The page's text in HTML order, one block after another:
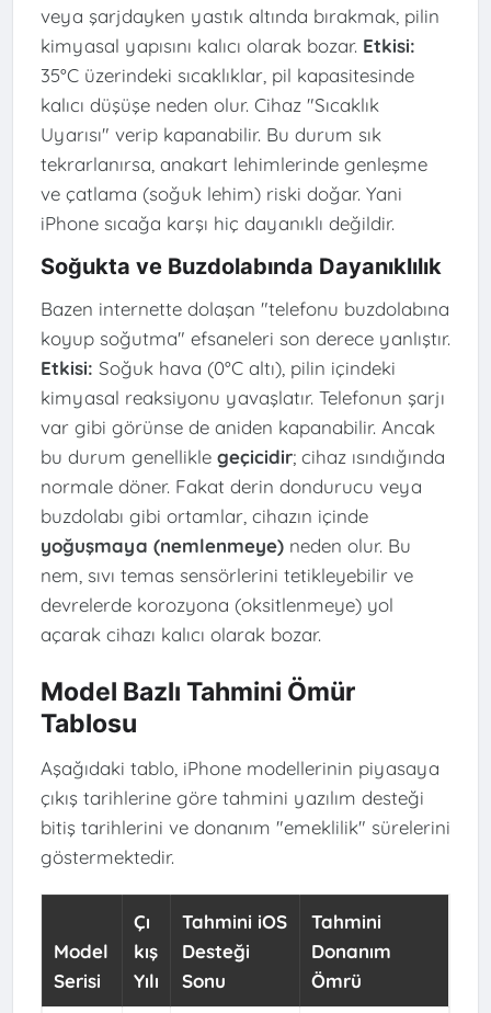
veya şarjdayken yastık altında bırakmak, pilin
kimyasal yapısını kalıcı olarak bozar. Etkisi:
35°C üzerindeki sıcaklıklar, pil kapasitesinde
kalıcı düşüşe neden olur. Cihaz "Sıcaklık
Uyarısı" verip kapanabilir. Bu durum sık
tekrarlanırsa, anakart lehimlerinde genleşme
ve çatlama (soğuk lehim) riski doğar. Yani
iPhone sıcağa karşı hiç dayanıklı değildir.
Soğukta ve Buzdolabında Dayanıklılık
Bazen internette dolaşan "telefonu buzdolabına
koyup soğutma" efsaneleri son derece yanlıştır.
Etkisi: Soğuk hava (0°C altı), pilin içindeki
kimyasal reaksiyonu yavaşlatır. Telefonun şarjı
var gibi görünse de aniden kapanabilir. Ancak
bu durum genellikle geçicidir; cihaz ısındığında
normale döner. Fakat derin dondurucu veya
buzdolabı gibi ortamlar, cihazın içinde
yoğuşmaya (nemlenmeye)neden olur. Bu
nem, sıvı temas sensörlerini tetikleyebilir ve
devrelerde korozyona (oksitlenmeye) yol
açarak cihazı kalıcı olarak bozar.
Model Bazlı Tahmini Ömür
Tablosu
Aşağıdaki tablo, iPhone modellerinin piyasaya
çıkış tarihlerine göre tahmini yazılım desteği
bitiş tarihlerini ve donanım "emeklilik" sürelerini
göstermektedir.
Model
Serisi
Çı
kış
Yılı
Tahmini iOS
Desteği
Sonu
Tahmini
Donanım
Ömrü